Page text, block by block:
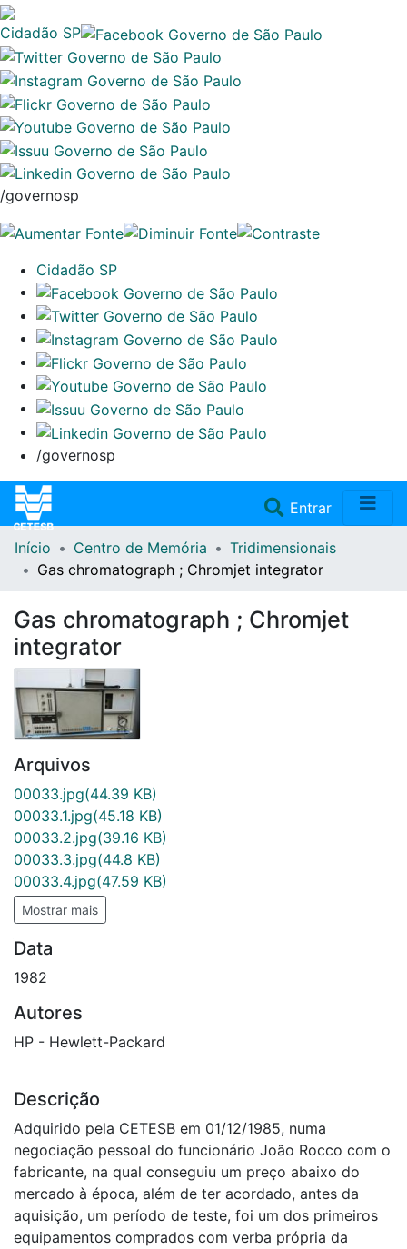
Cidadão SP
/governosp
Cidadão SP
/governosp
Entrar(current)
Home
Repositório
Doações/Aquisições
Início Centro de Memória
Tridimensionais
Gas chromatograph ; Chromjet integrator
Gas chromatograph ; Chromjet
integrator
Arquivos
00033.jpg(44.39 KB)
00033.1.jpg(45.18 KB)
00033.2.jpg(39.16 KB)
00033.3.jpg(44.8 KB)
00033.4.jpg(47.59 KB)
Mostrar mais
Data
1982
Autores
HP - Hewlett-Packard
Descrição
Adquirido pela CETESB em 01/12/1985, numa
negociação pessoal do funcionário João Rocco com o
fabricante, na qual conseguiu um preço abaixo do
mercado à época, além de ter acordado, antes da
aquisição, um período de teste, foi um dos primeiros
equipamentos comprados com verba própria da